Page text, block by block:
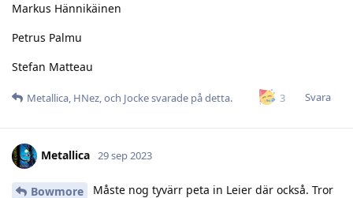
Markus Hännikäinen
Petrus Palmu
Stefan Matteau
3 Svara
Metallica, HNez, och Jockesvarade på detta.
Metallica 29 sep 2023
Bowmore
Måste nog tyvärr peta in Leier där också. Tror